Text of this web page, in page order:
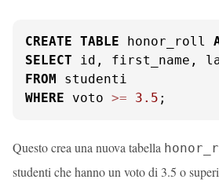
CREATE TABLE honor_roll
SELECT
FROM
WHERE voto >= 3.5 ;
Questo crea una nuova tabella
studenti che hanno un voto di 3.5 o